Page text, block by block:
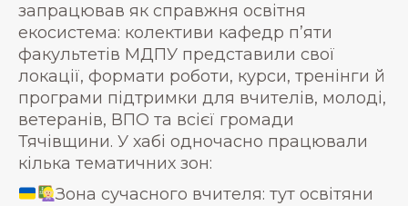
запрацював як справжня освітня
екосистема: колективи кафедр п’яти
факультетів МДПУ представили свої
локації, формати роботи, курси, тренінги й
програми підтримки для вчителів, молоді,
ветеранів, ВПО та всієї громади
Тячівщини. У хабі одночасно працювали
кілька тематичних зон:
Зона сучасного вчителя: тут освітяни